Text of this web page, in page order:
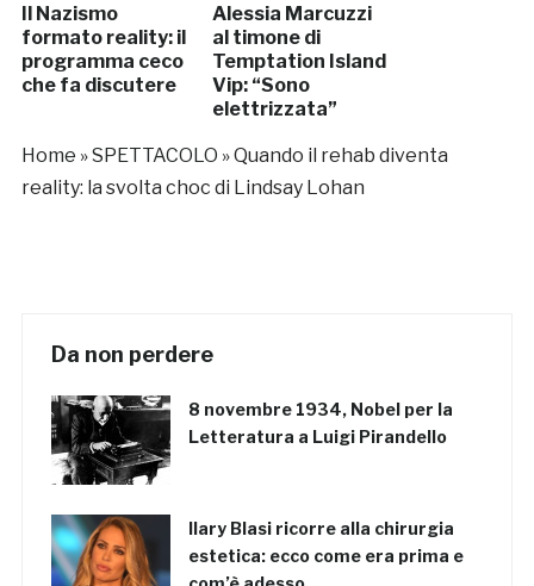
Il Nazismo
formato reality: il
programma ceco
che fa discutere
Alessia Marcuzzi
al timone di
Temptation Island
Vip: “Sono
elettrizzata”
Home »SPETTACOLO »Quando il rehab diventa
reality: la svolta choc di Lindsay Lohan
Da non perdere
8 novembre 1934, Nobel per la
Letteratura a Luigi Pirandello
Ilary Blasi ricorre alla chirurgia
estetica: ecco come era prima e